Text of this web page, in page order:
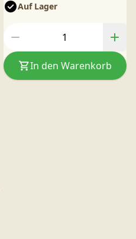
Auf Lager
In den Warenkorb